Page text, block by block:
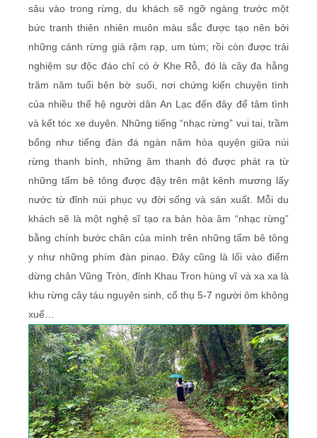
sâu vào trong rừng, du khách sẽ ngỡ ngàng trước một
bức tranh thiên nhiên muôn màu sắc được tạo nên bởi
những cánh rừng già rậm rạp, um tùm; rồi còn được trải
nghiệm sự độc đáo chỉ có ở Khe Rỗ, đó là cây đa hằng
trăm năm tuổi bên bờ suối, nơi chứng kiến chuyện tình
của nhiều thế hệ người dân An Lạc đến đây để tâm tình
và kết tóc xe duyên. Những tiếng “nhạc rừng” vui tai, trầm
bổng như tiếng đàn đá ngàn năm hòa quyện giữa núi
rừng thanh bình, những âm thanh đó được phát ra từ
những tấm bê tông được đậy trên mặt kênh mương lấy
nước từ đỉnh núi phục vụ đời sống và sản xuất. Mỗi du
khách sẽ là một nghệ sĩ tạo ra bản hòa âm “nhạc rừng”
bằng chính bước chân của mình trên những tấm bê tông
y như những phím đàn pinao. Đây cũng là lối vào điểm
dừng chân Vũng Tròn, đỉnh Khau Tron hùng vĩ và xa xa là
khu rừng cây táu nguyên sinh, cổ thụ 5-7 người ôm không
xuể…